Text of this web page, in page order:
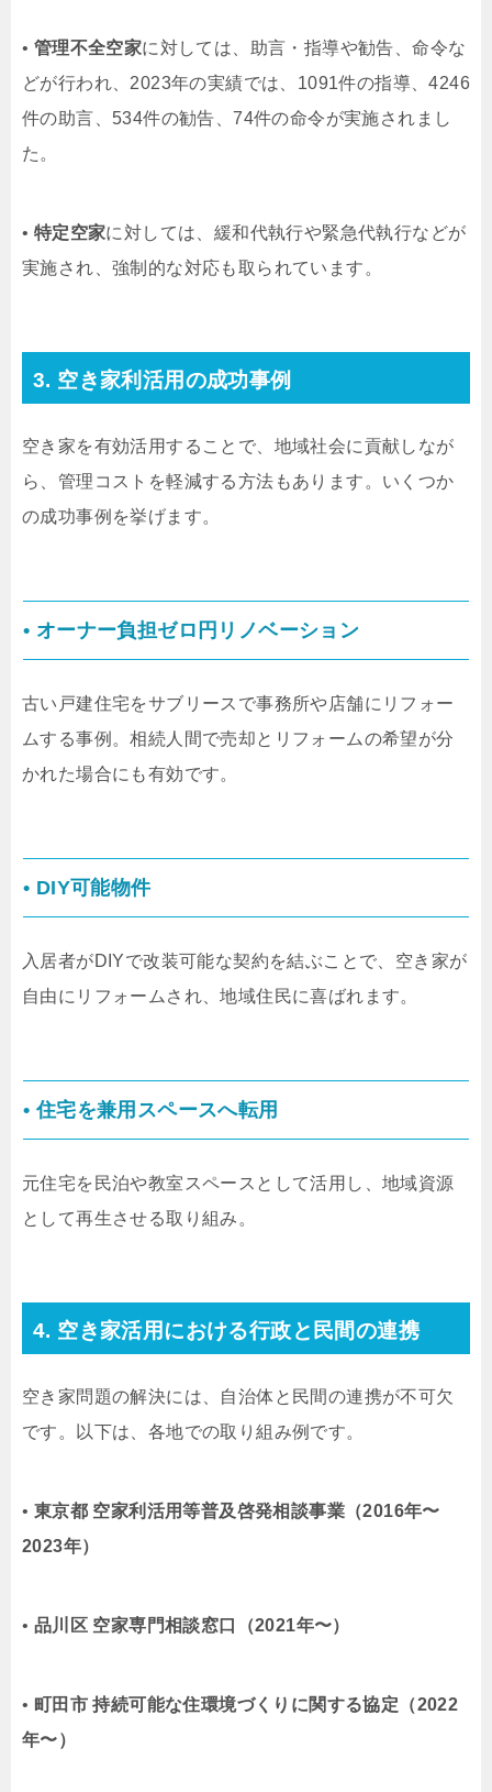
• 管理不全空家に対しては、助言・指導や勧告、命令な
どが行われ、2023年の実績では、1091件の指導、4246
件の助言、534件の勧告、74件の命令が実施されまし
た。
• 特定空家に対しては、緩和代執行や緊急代執行などが
実施され、強制的な対応も取られています。
3. 空き家利活用の成功事例
空き家を有効活用することで、地域社会に貢献しなが
ら、管理コストを軽減する方法もあります。いくつか
の成功事例を挙げます。
• オーナー負担ゼロ円リノベーション
古い戸建住宅をサブリースで事務所や店舗にリフォー
ムする事例。相続人間で売却とリフォームの希望が分
かれた場合にも有効です。
• DIY可能物件
入居者がDIYで改装可能な契約を結ぶことで、空き家が
自由にリフォームされ、地域住民に喜ばれます。
•住宅を兼用スペースへ転用
元住宅を民泊や教室スペースとして活用し、地域資源
として再生させる取り組み。
4. 空き家活用における行政と民間の連携
空き家問題の解決には、自治体と民間の連携が不可欠
です。以下は、各地での取り組み例です。
• 東京都 空家利活用等普及啓発相談事業（2016年〜
2023年）
• 品川区 空家専門相談窓口（2021年〜）
• 町田市 持続可能な住環境づくりに関する協定（2022
年〜）